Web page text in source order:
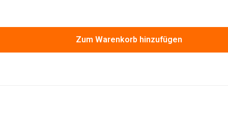
Zum Warenkorb hinzufügen